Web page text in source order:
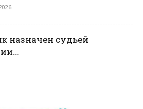
назначен судьей